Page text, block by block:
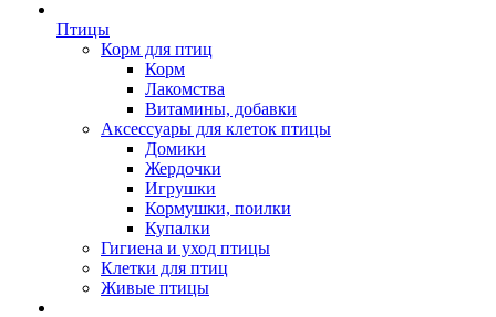
Птицы
Корм для птиц
Корм
Лакомства
Витамины, добавки
Аксессуары для клеток птицы
Домики
Жердочки
Игрушки
Кормушки, поилки
Купалки
Гигиена и уход птицы
Клетки для птиц
Живые птицы